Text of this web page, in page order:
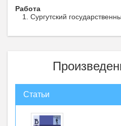
Работа
Сургутский
Статьи